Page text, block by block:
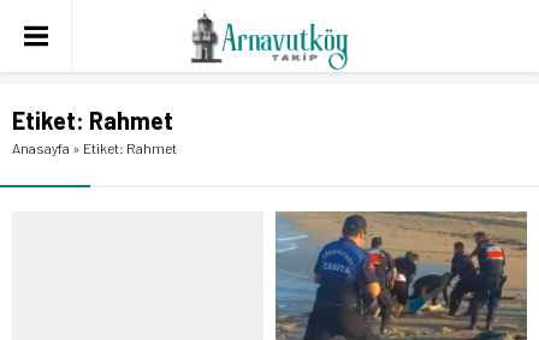
Etiket: Rahmet
Anasayfa » Etiket: Rahmet